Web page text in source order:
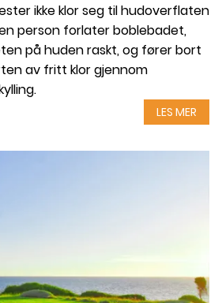
ikke klor seg til hudoverflaten
person forlater boblebadet,
på huden raskt, og fører bort
av fritt klor gjennom
LES MER